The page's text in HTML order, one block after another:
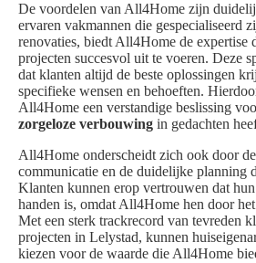
De voordelen van All4Home zijn
ervaren vakmannen die gespecialiseerd
renovaties, biedt All4Home de expertise
projecten succesvol uit te voeren. Deze
dat klanten altijd de beste oplossingen
specifieke wensen en behoeften.
All4Home een verstandige beslissing
zorgeloze verbouwing in gedachten
All4Home onderscheidt zich ook door
communicatie en de duidelijke planning
Klanten kunnen erop vertrouwen dat
handen is, omdat All4Home hen door
Met een sterk trackrecord van tevreden
projecten in Lelystad, kunnen
kiezen voor de waarde die All4Home